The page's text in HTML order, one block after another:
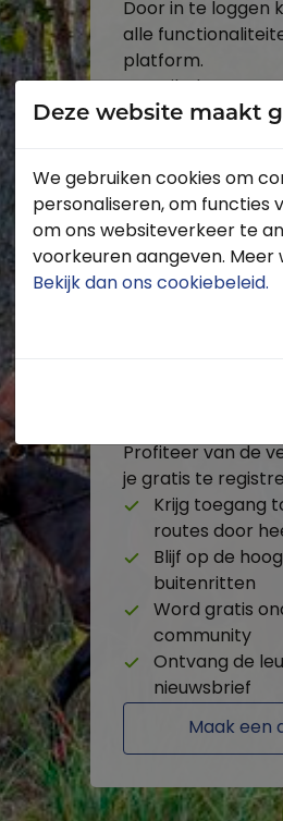
Door in te loggen
alle
platform.
Heb je nog
Profiteer van de
je gratis te
Krijg toegang
routes door
Blijf op de
buitenritten
Word gratis
community
Ontvang de
nieuwsbrief
Maak een
Deze website maakt
We gebruiken cookies om
personaliseren, om functies
om ons websiteverkeer te
voorkeuren aangeven. Meer
Bekijk dan ons cookiebeleid.